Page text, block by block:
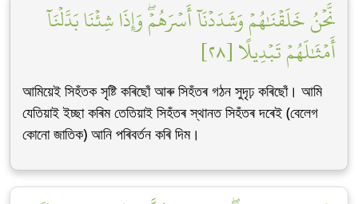
نَّحۡنُ خَلَقۡنَٰهُمۡ وَشَدَدۡنَآ أَسۡرَهُمۡۖ وَإِذَا شِئۡنَا بَدَّلۡنَآ
أَمۡثَٰلَهُمۡ تَبۡدِيلًا [٢٨]
আমিয়েই সিহঁতক সৃষ্টি কৰিছোঁ আৰু সিহঁতৰ গঠন সুদৃঢ় কৰিছোঁ। আমি
যেতিয়াই ইচ্ছা কৰিম তেতিয়াই সিহঁতৰ স্থানত সিহঁতৰ দৰেই (বেলেগ
কোনো জাতিক) আনি পৰিবৰ্তন কৰি দিম।